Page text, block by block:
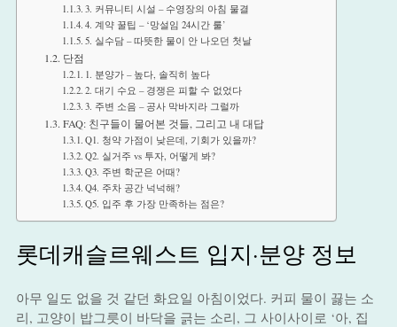
3. 커뮤니티 시설 – 수영장의 아침 물결
4. 계약 꿀팁 – ‘망설임 24시간 룰’
5. 실수담 – 따뜻한 물이 안 나오던 첫날
단점
1. 분양가 – 높다, 솔직히 높다
2. 대기 수요 – 경쟁은 피할 수 없었다
3. 주변 소음 – 공사 막바지라 그럴까
FAQ: 친구들이 물어본 것들, 그리고 내 대답
Q1. 청약 가점이 낮은데, 기회가 있을까?
Q2. 실거주 vs 투자, 어떻게 봐?
Q3. 주변 학군은 어때?
Q4. 주차 공간 넉넉해?
Q5. 입주 후 가장 만족하는 점은?
롯데캐슬르웨스트 입지·분양 정보
아무 일도 없을 것 같던 화요일 아침이었다. 커피 물이 끓는 소
리, 고양이 밥그릇이 바닥을 긁는 소리, 그 사이사이로 ‘아, 집